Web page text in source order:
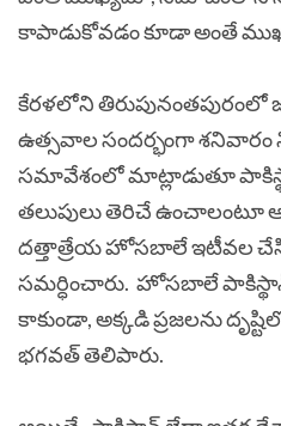
కాపాడుకోవడం కూడా అంతే
కేరళలోని తిరుపునంతపురంలో
ఉత్సవాల సందర్భంగా శనివారం
సమావేశంలో మాట్లాడుతూ
తలుపులు తెరిచే
దత్తాత్రేయ హోసబాలే ఇటీవల
సమర్ధించారు. హోసబాలే పాకిస్థాన్
కాకుండా, అక్కడి ప్రజలను
భగవత్ తెలిపారు.